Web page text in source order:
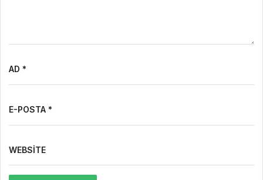
AD *
E-POSTA *
WEBSITE